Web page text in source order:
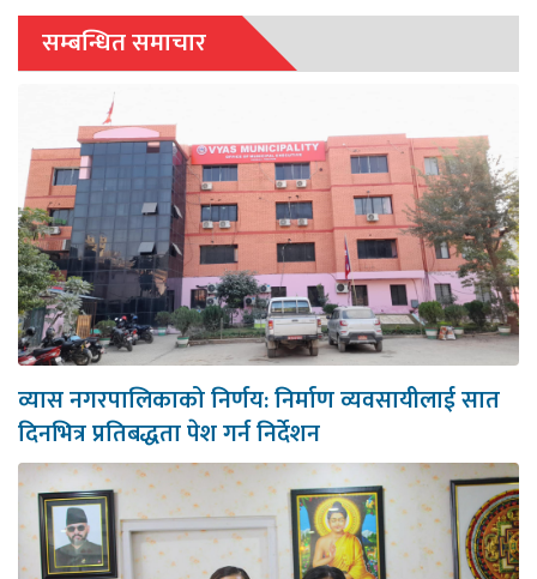
सम्बन्धित समाचार
व्यास नगरपालिकाको निर्णय: निर्माण व्यवसायीलाई सात
दिनभित्र प्रतिबद्धता पेश गर्न निर्देशन